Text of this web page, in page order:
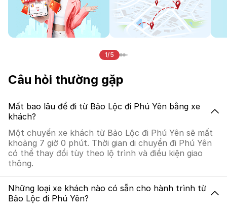
1/5
Câu hỏi thường gặp
Mất bao lâu để đi từ Bảo Lộc đi Phú Yên bằng xe
khách?
Một chuyến xe khách từ Bảo Lộc đi Phú Yên sẽ mất
khoảng 7 giờ 0 phút. Thời gian di chuyển đi Phú Yên
có thể thay đổi tùy theo lộ trình và điều kiện giao
thông.
Những loại xe khách nào có sẵn cho hành trình từ
Bảo Lộc đi Phú Yên?